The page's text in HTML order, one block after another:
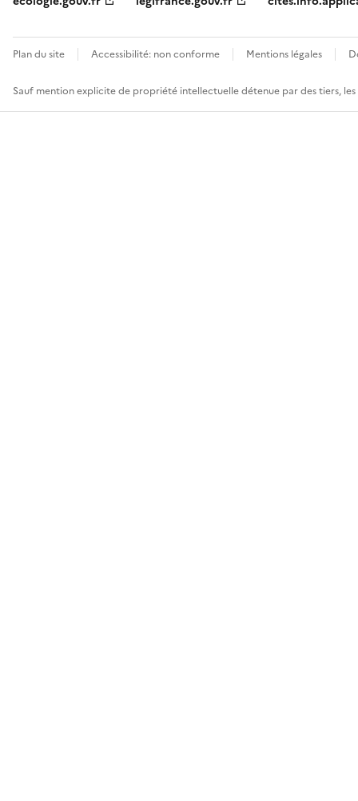
Plan du site Accessibilité: non conforme Mentions légales
Sauf mention explicite de propriété intellectuelle détenue par des tiers,